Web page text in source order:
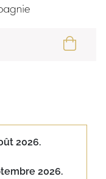
2026.
2026.